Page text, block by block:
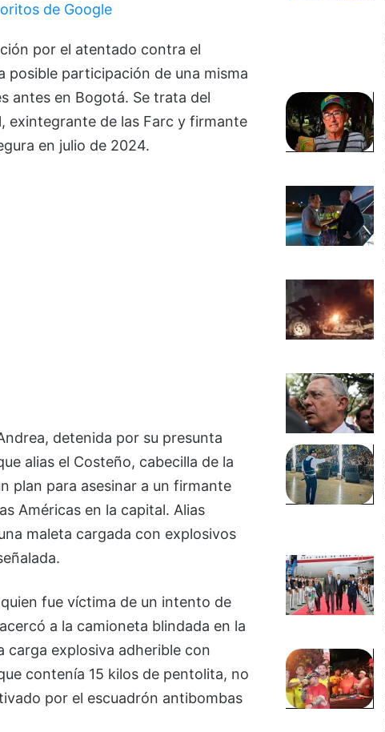
de Google
por el atentado contra el
posible participación de una misma
antes en Bogotá. Se trata del
exintegrante de las Farc y firmante
en julio de 2024.
detenida por su presunta
alias el Costeño, cabecilla de la
plan para asesinar a un firmante
Américas en la capital. Alias
maleta cargada con explosivos
fue víctima de un intento de
a la camioneta blindada en la
carga explosiva adherible con
contenía 15 kilos de pentolita, no
por el escuadrón antibombas